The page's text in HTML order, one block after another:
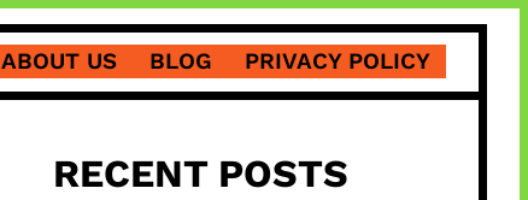
ABOUT US BLOG PRIVACY POLICY
RECENT POSTS